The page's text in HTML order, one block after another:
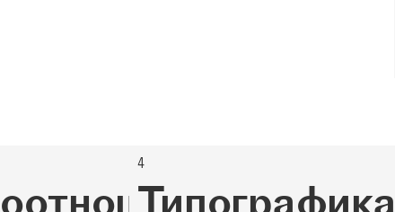
4
Типографика